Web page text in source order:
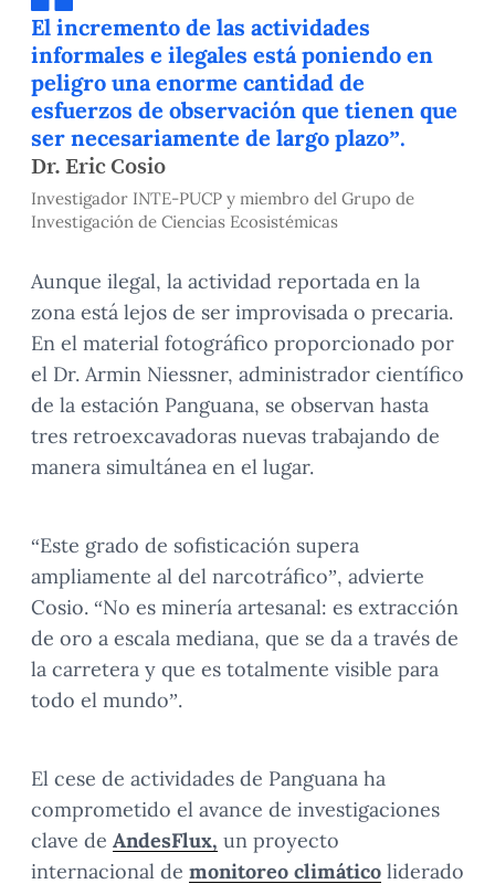
El incremento de las actividades
informales e ilegales está poniendo en
peligro una enorme cantidad de
esfuerzos de observación que tienen que
ser necesariamente de largo plazo”.
Dr. Eric Cosio
Investigador INTE-PUCP y miembro del Grupo de
Investigación de Ciencias Ecosistémicas
Aunque ilegal, la actividad reportada en la
zona está lejos de ser improvisada o precaria.
En el material fotográfico proporcionado por
el Dr. Armin Niessner, administrador científico
de la estación Panguana, se observan hasta
tres retroexcavadoras nuevas trabajando de
manera simultánea en el lugar.
“Este grado de sofisticación supera
ampliamente al del narcotráfico”, advierte
Cosio. “No es minería artesanal: es extracción
de oro a escala mediana, que se da a través de
la carretera y que es totalmente visible para
todo el mundo”.
El cese de actividades de Panguana ha
comprometido el avance de investigaciones
clave de AndesFlux, un proyecto
internacional de monitoreo climático liderado